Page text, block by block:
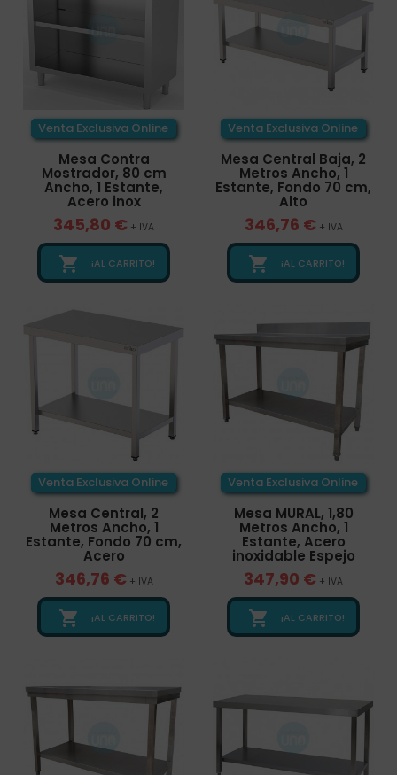
Venta Exclusiva Online
Mesa Contra
Mostrador, 80 cm
Ancho, 1 Estante,
Acero inox
345,80 € + IVA
 ¡AL CARRITO!
Venta Exclusiva Online
Mesa Central Baja, 2
Metros Ancho, 1
Estante, Fondo 70 cm,
Alto
346,76 € + IVA
 ¡AL CARRITO!
Venta Exclusiva Online
Mesa Central, 2
Metros Ancho, 1
Estante, Fondo 70 cm,
Acero
346,76 € + IVA
 ¡AL CARRITO!
Venta Exclusiva Online
Mesa MURAL, 1,80
Metros Ancho, 1
Estante, Acero
inoxidable Espejo
347,90 € + IVA
 ¡AL CARRITO!